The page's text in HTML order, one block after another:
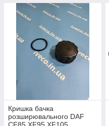
Кришка бачка
розширювального DAF